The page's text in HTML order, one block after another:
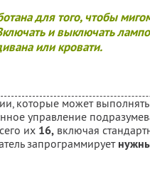
для того, чтобы
и выключать
или кровати.
которые может
управление
их 16, включая
запрограммирует